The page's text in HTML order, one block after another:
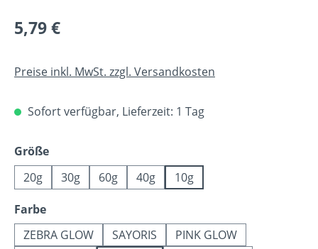
Regulärer Preis:
5,79 €
Preise inkl. MwSt. zzgl. Versandkosten
Sofort verfügbar, Lieferzeit: 1 Tag
Größeauswählen
20g
30g 60g 40g 10g
Farbeauswählen
ZEBRA GLOW
SAYORIS
PINK GLOW